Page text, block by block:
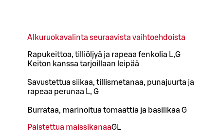
Alkuruokavalinta seuraavista vaihtoehdoista
Rapukeittoa, tilliöljyä ja rapeaa fenkolia L,G
Keiton kanssa tarjoillaan leipää
Savustettua siikaa, tillismetanaa, punajuurta ja
rapeaa perunaa L, G
Burrataa, marinoitua tomaattia ja basilikaa G
Paistettua maissikanaaGL